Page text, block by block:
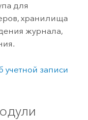
для
хранилища
журнала,
записи